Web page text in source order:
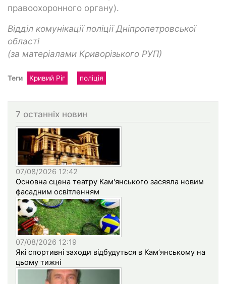
правоохоронного органу).
Відділ комунікації поліції Дніпропетровської
області
(за матеріалами Криворізького РУП)
Теги Кривий Ріг поліція
7 останніх новин
07/08/2026 12:42
Основна сцена театру Кам'янського засяяла новим
фасадним освітленням
07/08/2026 12:19
Які спортивні заходи відбудуться в Кам’янському на
цьому тижні